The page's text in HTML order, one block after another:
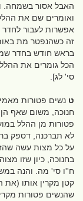
האבל אסור בשמחה.
ואומרים שם את
אפשרות לעבור
זה כשהנפטר מת
בראש חודש בחדר
הכל גומרים את
סי' לג].
ט נשים פטורות
חנוכה, משום שאף
פטורות מן ההלל
לא תברכנה, דספק
על כל מצות עשה
בחנוכה, כיון שזו
ח''ו סי' מה. והנה
קטן מקרין אותו
שהנשים פטורות